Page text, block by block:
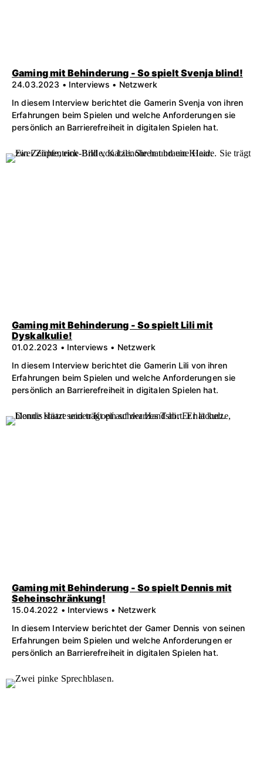
Gaming mit Behinderung - So spielt Svenja blind!
24.03.2023 • Interviews • Netzwerk
In diesem Interview berichtet die Gamerin Svenja von ihren
Erfahrungen beim Spielen und welche Anforderungen sie
persönlich an Barrierefreiheit in digitalen Spielen hat.
Gaming mit Behinderung - So spielt Lili mit
Dyskalkulie!
01.02.2023 • Interviews • Netzwerk
In diesem Interview berichtet die Gamerin Lili von ihren
Erfahrungen beim Spielen und welche Anforderungen sie
persönlich an Barrierefreiheit in digitalen Spielen hat.
Gaming mit Behinderung - So spielt Dennis mit
Seheinschränkung!
15.04.2022 • Interviews • Netzwerk
In diesem Interview berichtet der Gamer Dennis von seinen
Erfahrungen beim Spielen und welche Anforderungen er
persönlich an Barrierefreiheit in digitalen Spielen hat.